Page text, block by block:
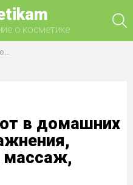
о косметике
в домашних
массаж,